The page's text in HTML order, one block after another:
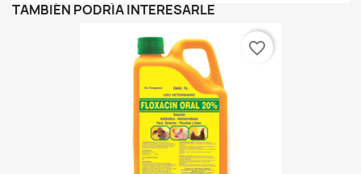
TAMBIÉN PODRÍA INTERESARLE
favorite_border